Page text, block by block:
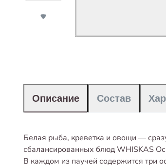
Описание Состав
Белая рыба, креветка и овощи —
сбалансированных блюд WHISKAS
В каждом из паучей содержится три